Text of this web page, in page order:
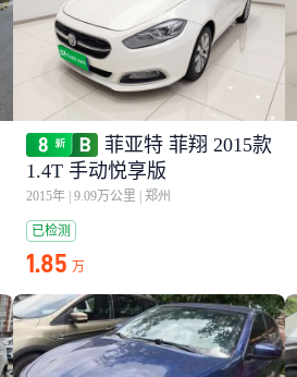
菲亚特 菲翔 2015款
1.4T 手动悦享版
2015年 9.09万公里 郑州
已检测
1.85 万